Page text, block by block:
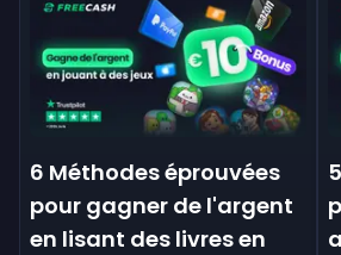
6 Méthodes éprouvées
pour gagner de l'argent
en lisant des livres en